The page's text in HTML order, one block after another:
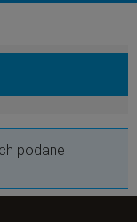
podane